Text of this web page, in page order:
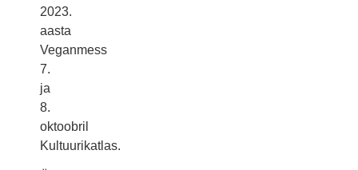
2023.
aasta
Veganmess
7.
ja
8.
oktoobril
Kultuurikatlas.